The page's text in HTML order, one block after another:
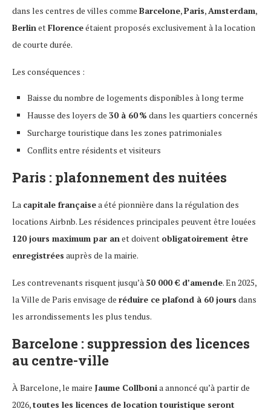
dans les centres de villes comme Barcelone,Paris,Amsterdam,
BerlinetFlorenceétaient proposés exclusivement à la location
de courte durée.
Les conséquences :
Baisse du nombre de logements disponibles à long terme
Hausse des loyers de 30 à 60 % dans les quartiers concernés
Surcharge touristique dans les zones patrimoniales
Conflits entre résidents et visiteurs
Paris : plafonnement des nuitées
La capitale françaisea été pionnière dans la régulation des
locations Airbnb. Les résidences principales peuvent être louées
120 jours maximum par anet doivent obligatoirement être
enregistrées auprès de la mairie.
Les contrevenants risquent jusqu’à50 000 € d’amende. En 2025,
la Ville de Paris envisage de réduire ce plafond à 60 jours dans
les arrondissements les plus tendus.
Barcelone : suppression des licences
au centre-ville
À Barcelone, le maire Jaume Collbonia annoncé qu’à partir de
2026,toutes les licences de location touristique seront